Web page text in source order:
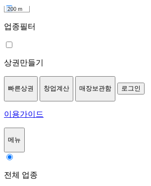
200 m
업종필터
상권만들기
빠른상권 창업계산 매장보관함 로그인
이용가이드
메뉴
전체 업종